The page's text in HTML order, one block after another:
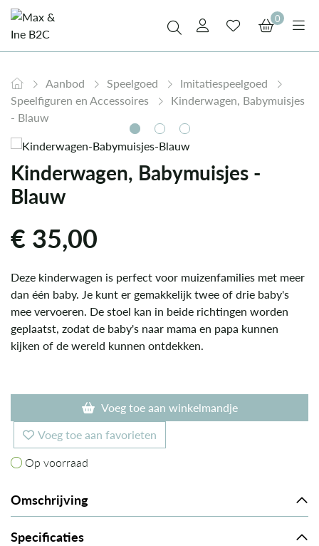
0
Aanbod Speelgoed
Imitatiespeelgoed
Speelfiguren en Accessoires
Kinderwagen, Babymuisjes
- Blauw
Kinderwagen, Babymuisjes -
Blauw
€35,00
Deze kinderwagen is perfect voor muizenfamilies met meer
dan één baby. Je kunt er gemakkelijk twee of drie baby's
mee vervoeren. De stoel kan in beide richtingen worden
geplaatst, zodat de baby's naar mama en papa kunnen
kijken of de wereld kunnen ontdekken.
Voeg toe aan winkelmandje
Voeg toe aan favorieten
Op voorraad
Op voorraad
Omschrijving
Specificaties